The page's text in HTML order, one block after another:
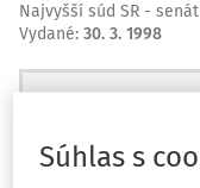
Najvyšší súd SR - senát
Vydané: 30. 3. 1998
Súhlas s